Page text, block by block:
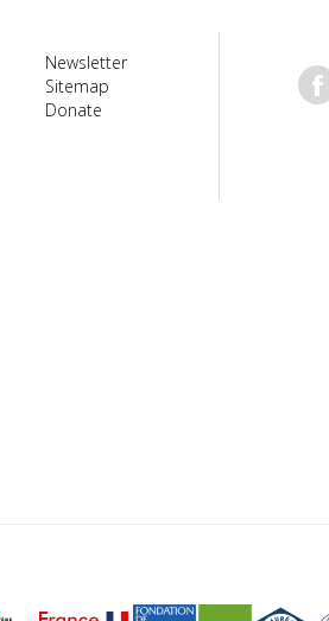
Newsletter
Sitemap
Donate